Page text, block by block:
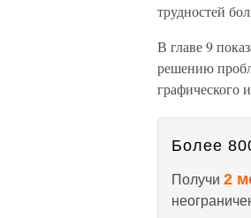
трудностей
В главе 9
решению
графического
Более
Получи 2